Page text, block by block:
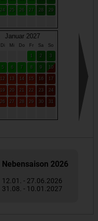
24 25 26 27 28 29
Januar 2027
Di Mi Do Fr Sa So
2 3
5 6 7 8 9 10
12 13 14 15 16 17
19 20 21 22 23 24
26 27 28 29 30 31
Nebensaison 2026
12.01. - 27.06.2026
31.08. - 10.01.2027